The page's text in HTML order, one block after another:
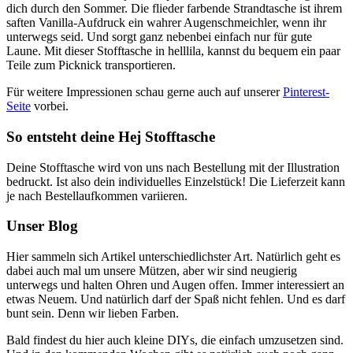
dich durch den Sommer. Die flieder farbende Strandtasche ist ihrem
saften Vanilla-Aufdruck ein wahrer Augenschmeichler, wenn ihr
unterwegs seid. Und sorgt ganz nebenbei einfach nur für gute
Laune. Mit dieser Stofftasche in helllila, kannst du bequem ein paar
Teile zum Picknick transportieren.
Für weitere Impressionen schau gerne auch auf unsererPinterest-
Seite vorbei.
So entsteht deine Hej Stofftasche
Deine Stofftasche wird von uns nach Bestellung mit der Illustration
bedruckt. Ist also dein individuelles Einzelstück! Die Lieferzeit kann
je nach Bestellaufkommen variieren.
Unser Blog
Hier sammeln sich Artikel unterschiedlichster Art. Natürlich geht es
dabei auch mal um unsere Mützen, aber wir sind neugierig
unterwegs und halten Ohren und Augen offen. Immer interessiert an
etwas Neuem. Und natürlich darf der Spaß nicht fehlen. Und es darf
bunt sein. Denn wir lieben Farben.
Bald findest du hier auch kleine DIYs, die einfach umzusetzen sind.